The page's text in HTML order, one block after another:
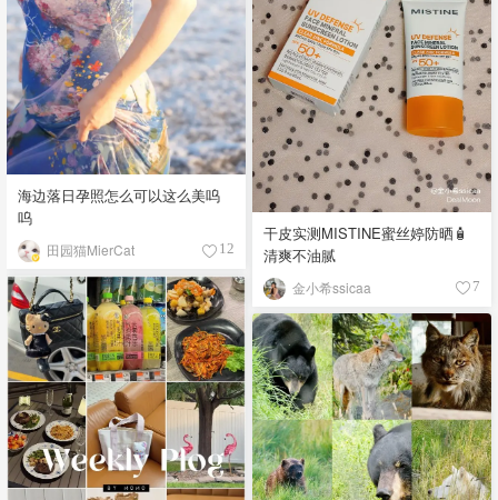
海边落日孕照怎么可以这么美呜
呜
田园猫MierCat 12
干皮实测MISTINE蜜丝婷防晒🧴
清爽不油腻
金小希ssicaa 7